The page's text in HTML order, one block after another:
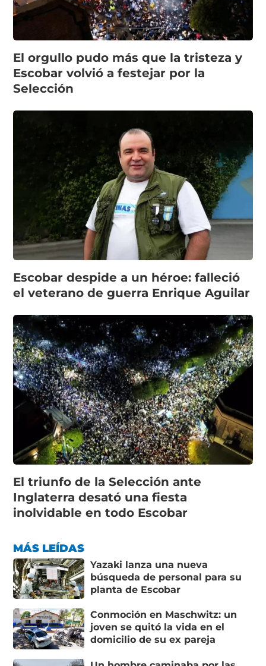
El orgullo pudo más que la tristeza y
Escobar volvió a festejar por la
Selección
Escobar despide a un héroe: falleció
el veterano de guerra Enrique Aguilar
El triunfo de la Selección ante
Inglaterra desató una fiesta
inolvidable en todo Escobar
MÁS LEÍDAS
Yazaki lanza una nueva
búsqueda de personal para su
planta de Escobar
Conmoción en Maschwitz: un
joven se quitó la vida en el
domicilio de su ex pareja